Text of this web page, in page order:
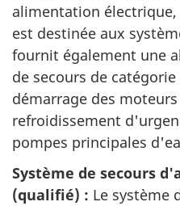
alimentation électrique,
est destinée aux
fournit également une
de secours de
démarrage des moteurs
refroidissement
pompes principales
Système de secours
(qualifié) : Le système